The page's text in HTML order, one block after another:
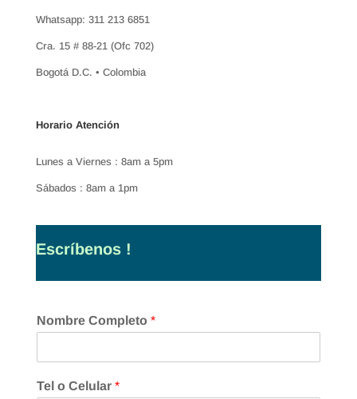
Whatsapp: 311 213 6851
Cra. 15 # 88-21 (Ofc 702)
Bogotá D.C. • Colombia
Horario Atención
Lunes a Viernes : 8am a 5pm
Sábados : 8am a 1pm
Escríbenos !
Nombre Completo *
Tel o Celular *